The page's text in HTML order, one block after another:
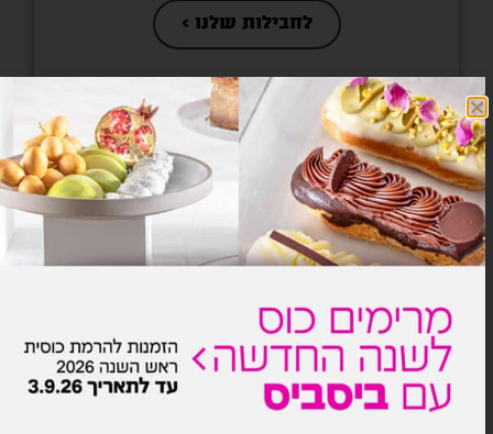
לחבילות שלנו >
הביסים
מיני